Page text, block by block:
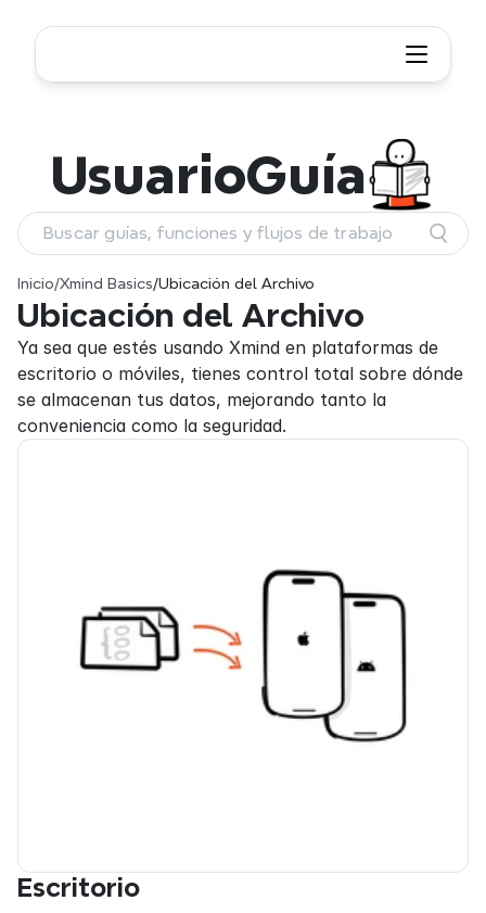
Inicio/Xmind Basics/Ubicación del Archivo
Ubicación del Archivo
Ya sea que estés usando Xmind en plataformas de
escritorio o móviles, tienes control total sobre dónde
se almacenan tus datos, mejorando tanto la
conveniencia como la seguridad.
Escritorio
UsuarioGuía
Buscar guías, funciones y flujos de trabajo